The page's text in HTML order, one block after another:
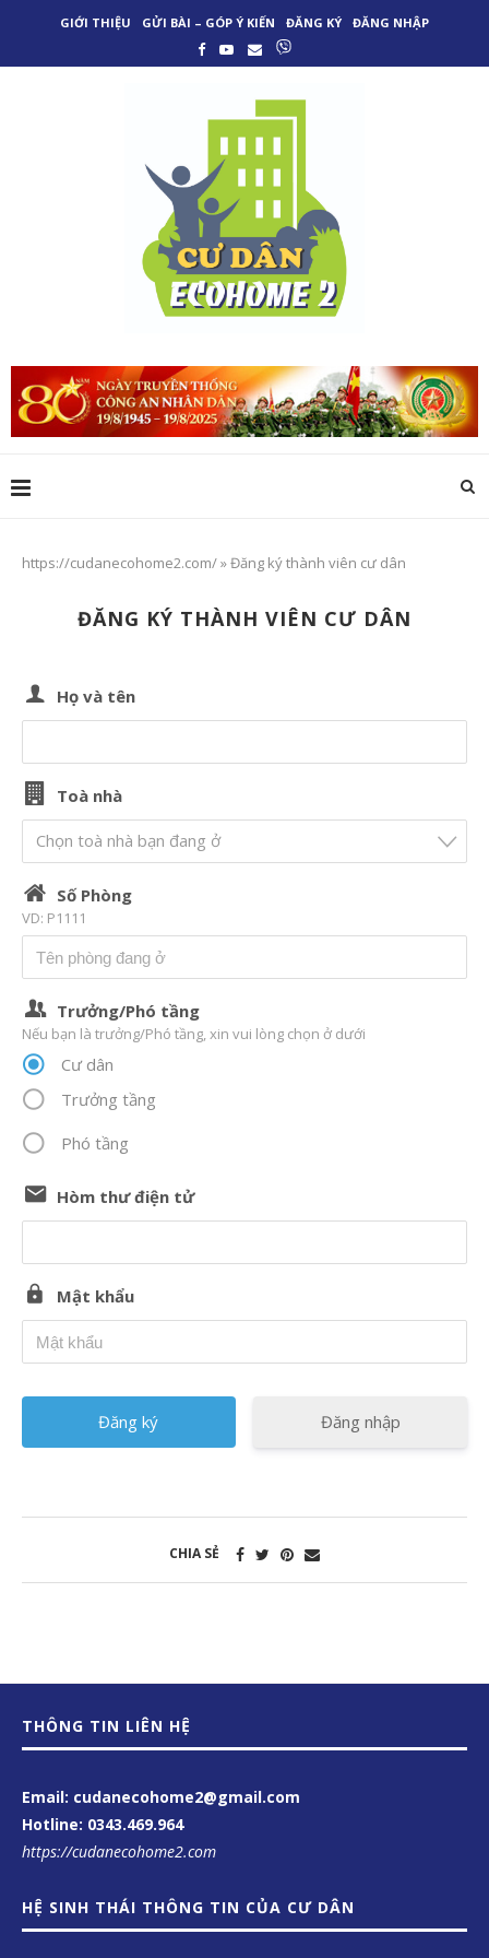
GIỚI THIỆU GỬI BÀI – GÓP Ý KIẾN ĐĂNG KÝ ĐĂNG NHẬP
https://cudanecohome2.com/»Đăng ký thành viên cư dân
ĐĂNG KÝ THÀNH VIÊN CƯ DÂN
Họ và tên
Toà nhà
Chọn toà nhà bạn đang ở
Số Phòng
VD: P1111
Trưởng/Phó tầng
Nếu bạn là trưởng/Phó tầng, xin vui lòng chọn ở dưới
Cư dân
Trưởng tầng
Phó tầng
Hòm thư điện tử
Mật khẩu
Đăng nhập
CHIA SẺ
THÔNG TIN LIÊN HỆ
Email: cudanecohome2@gmail.com
Hotline: 0343.469.964
https://cudanecohome2.com
HỆ SINH THÁI THÔNG TIN CỦA CƯ DÂN